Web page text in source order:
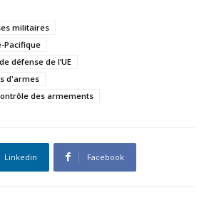
militaires
Pacifique
défense de l’UE
d'armes
des armements
Linkedin Facebook